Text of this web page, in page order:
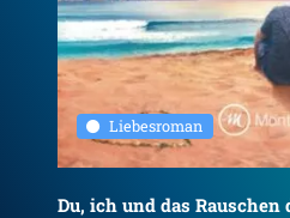
Liebesroman
Du, ich und das Rauschen